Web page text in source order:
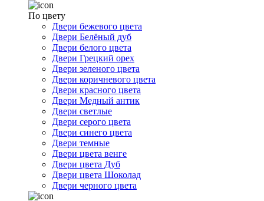
По цвету
Двери бежевого цвета
Двери Белёный дуб
Двери белого цвета
Двери Грецкий орех
Двери зеленого цвета
Двери коричневого цвета
Двери красного цвета
Двери Медный антик
Двери светлые
Двери серого цвета
Двери синего цвета
Двери темные
Двери цвета венге
Двери цвета Дуб
Двери цвета Шоколад
Двери черного цвета